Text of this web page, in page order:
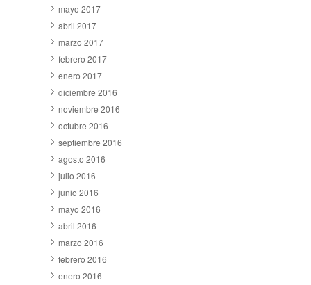
mayo 2017
abril 2017
marzo 2017
febrero 2017
enero 2017
diciembre 2016
noviembre 2016
octubre 2016
septiembre 2016
agosto 2016
julio 2016
junio 2016
mayo 2016
abril 2016
marzo 2016
febrero 2016
enero 2016